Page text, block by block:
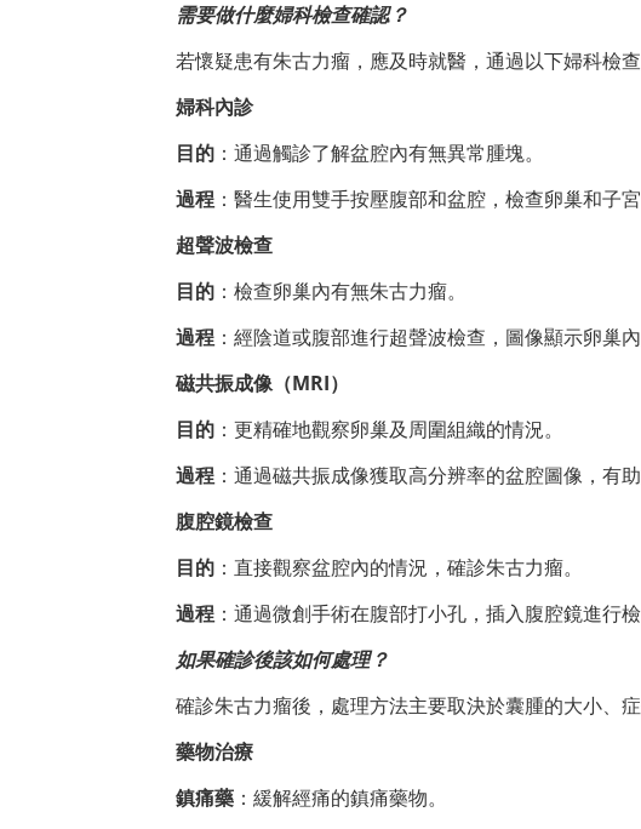
需要做什麼婦科檢查確認？
若懷疑患有朱古力瘤，應及時就醫，通過以下婦科檢
婦科內診
目的 ：通過觸診了解盆腔內有無異常腫塊。
過程 ：醫生使用雙手按壓腹部和盆腔，檢查卵巢和子宮
超聲波檢查
目的 ：檢查卵巢內有無朱古力瘤。
過程 ：經陰道或腹部進行超聲波檢查，圖像顯示卵巢內
磁共振成像（MRI）
目的 ：更精確地觀察卵巢及周圍組織的情況。
過程 ：通過磁共振成像獲取高分辨率的盆腔圖像，有
腹腔鏡檢查
目的 ：直接觀察盆腔內的情況，確診朱古力瘤。
過程 ：通過微創手術在腹部打小孔，插入腹腔鏡進行檢
如果確診後該如何處理？
確診朱古力瘤後，處理方法主要取決於囊腫的大小、
藥物治療
鎮痛藥 ：緩解經痛的鎮痛藥物。